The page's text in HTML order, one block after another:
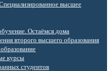
высшее
Остаёмся дома
второго высшего образования
курсы
студентов